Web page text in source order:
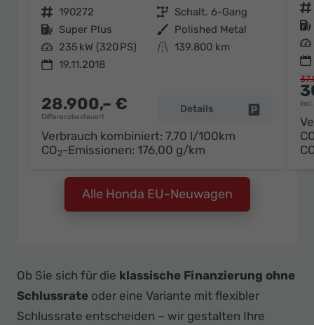
Fahrzeugnr. 190272 Getriebe Schalt. 6-Gang
Kraftstoff Super Plus Außenfarbe Polished Metal
Leistung 235 kW (320 PS) Kilometerstand 139.800 km
19.11.2018
28.900,– €
Differenzbesteuert
Details Fahrzeug
Verbrauch kombiniert: 7,70 l/100km
CO2-Emissionen: 176,00 g/km
Fahrzeugnr.
Kraftstoff
Leistung
Alle Honda EU-Neuwagen
Ob Sie sich für die klassische Finanzierung ohne
Schlussrate oder eine Variante mit flexibler
Schlussrate entscheiden – wir gestalten Ihre